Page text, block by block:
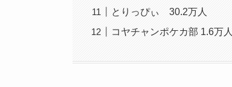
とりっぴぃ 30.2万人
コヤチャンポケカ部 1.6万人